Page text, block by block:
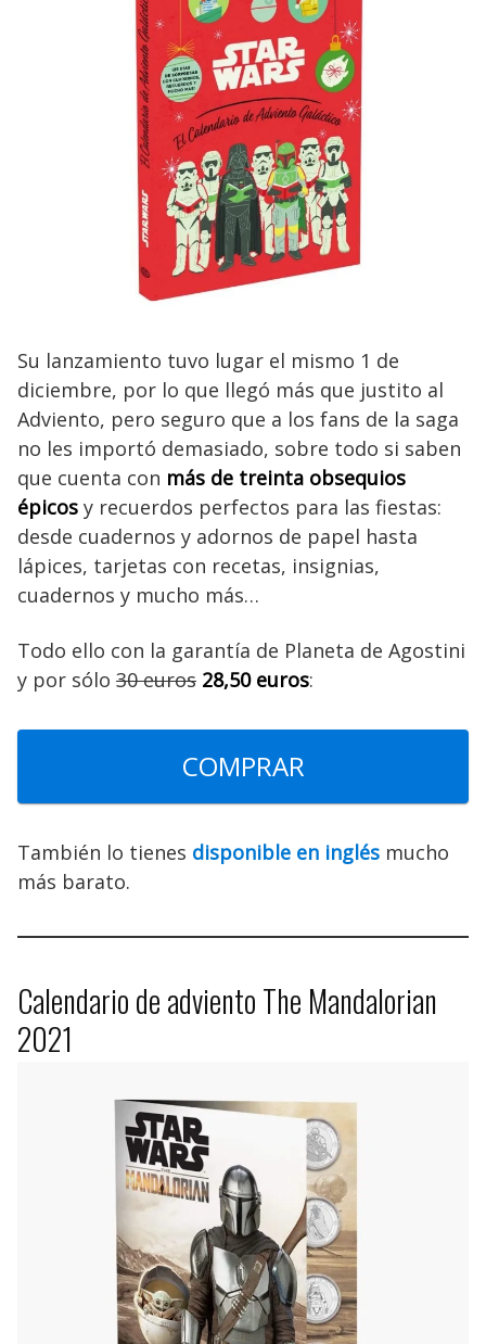
Su lanzamiento tuvo lugar el mismo 1 de
diciembre, por lo que llegó más que justito al
Adviento, pero seguro que a los fans de la saga
no les importó demasiado, sobre todo si saben
que cuenta con más de treinta obsequios
épicos y recuerdos perfectos para las fiestas:
desde cuadernos y adornos de papel hasta
lápices, tarjetas con recetas, insignias,
cuadernos y mucho más…
Todo ello con la garantía de Planeta de Agostini
y por sólo 30 euros 28,50 euros:
COMPRAR
También lo tienes disponible en inglés mucho
más barato.
Calendario de adviento The Mandalorian
2021